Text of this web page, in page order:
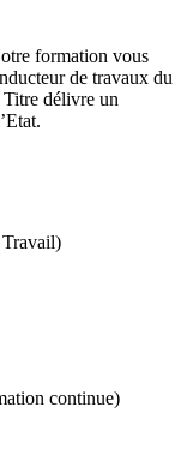
formation vous
de travaux du
délivre un
Travail)
continue)